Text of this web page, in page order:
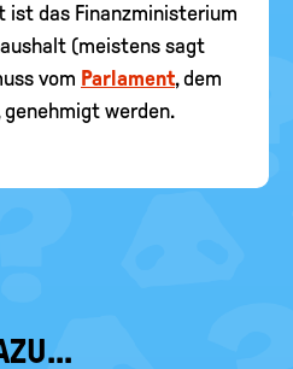
ist das Finanzministerium
(meistens sagt
vom Parlament, dem
genehmigt werden.